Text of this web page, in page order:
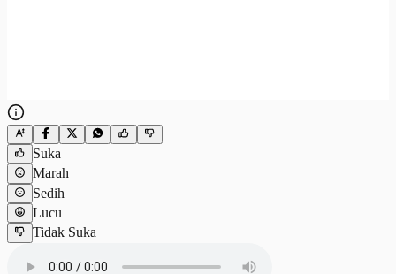
Suka
Marah
Sedih
Lucu
Tidak Suka